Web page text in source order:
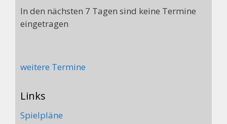
In den nächsten 7 Tagen sind keine Termine
eingetragen
weitere Termine
Links
Spielpläne